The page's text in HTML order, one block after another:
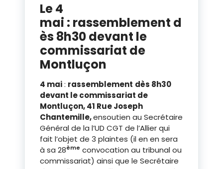
Le 4
mai : rassemblement d
ès 8h30 devant le
commissariat de
Montluçon
4 mai: rassemblement dès 8h30
devant le commissariat de
Montluçon, 41 Rue Joseph
Chantemille,ensoutien au Secrétaire
Général de la l’UD CGT de l’Allier qui
fait l’objet de 3 plaintes (il en en sera
à sa 28ème convocation au tribunal ou
commissariat) ainsi que le Secrétaire